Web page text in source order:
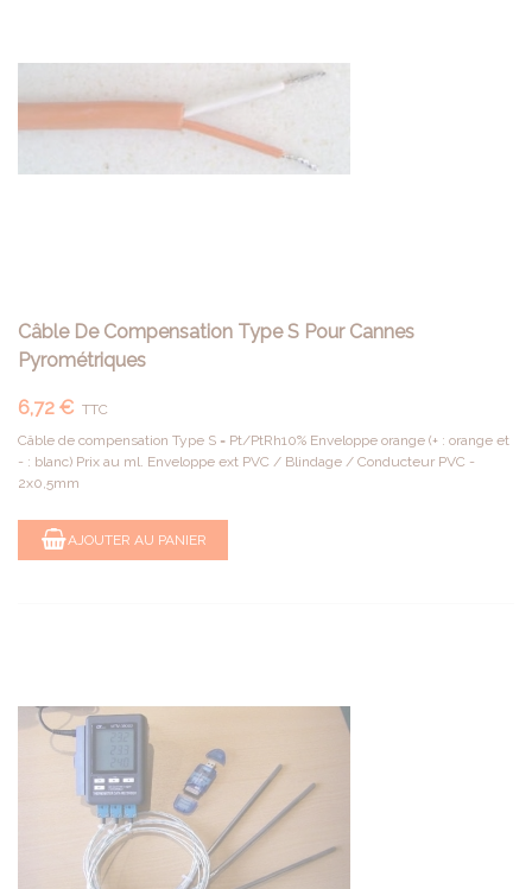
Câble De Compensation Type S Pour Cannes
Pyrométriques
6,72 € TTC
Câble de compensation Type S = Pt/PtRh10% Enveloppe orange (+ : orange et
- : blanc) Prix au ml. Enveloppe ext PVC / Blindage / Conducteur PVC -
2x0,5mm
AJOUTER AU PANIER